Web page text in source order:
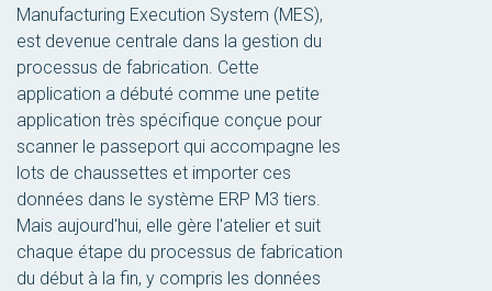
Manufacturing Execution System (MES),
est devenue centrale dans la gestion du
processus de fabrication. Cette
application a débuté comme une petite
application très spécifique conçue pour
scanner le passeport qui accompagne les
lots de chaussettes et importer ces
données dans le système ERP M3 tiers.
Mais aujourd'hui, elle gère l'atelier et suit
chaque étape du processus de fabrication
du début à la fin, y compris les données